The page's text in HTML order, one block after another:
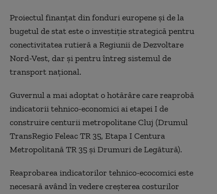
Proiectul finanțat din fonduri europene și de la
bugetul de stat este o investiție strategică pentru
conectivitatea rutieră a Regiunii de Dezvoltare
Nord-Vest, dar și pentru întreg sistemul de
transport național.
Guvernul a mai adoptat o hotărâre care reaprobă
indicatorii tehnico-economici ai etapei I de
construire centurii metropolitane Cluj (Drumul
TransRegio Feleac TR 35, Etapa I Centura
Metropolitană TR 35 şi Drumuri de Legătură).
Reaprobarea indicatorilor tehnico-ecocomici este
necesară având în vedere creșterea costurilor